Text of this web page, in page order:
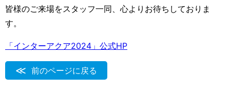
皆様のご来場をスタッフ一同、心よりお待ちしておりま
す。
「インターアクア2024」公式HP
前のページに戻る